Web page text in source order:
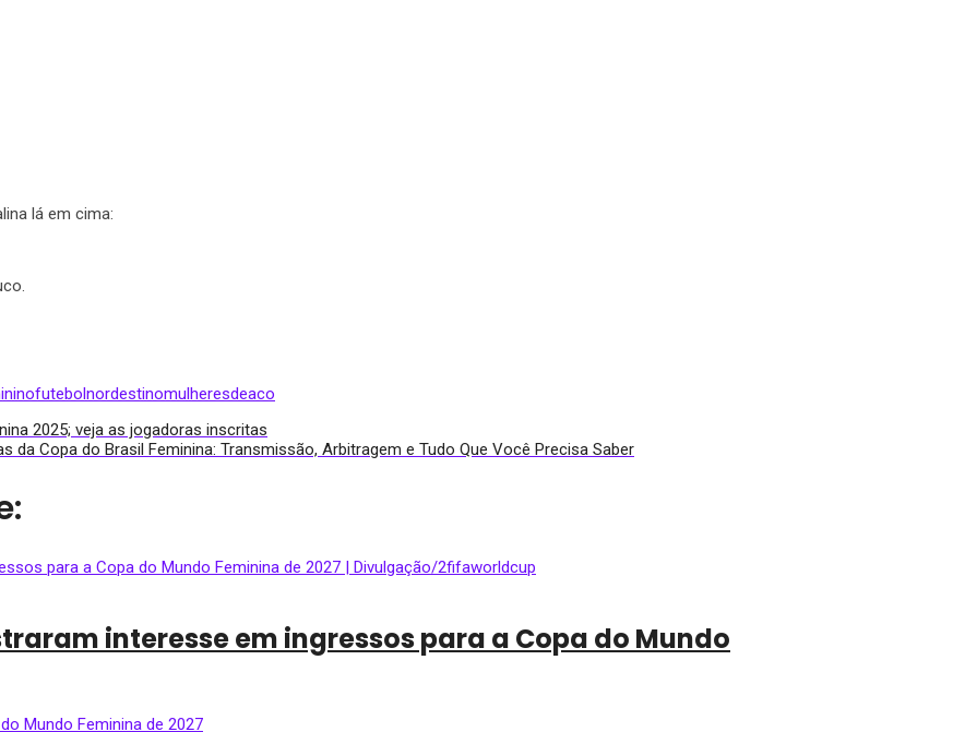
lá em cima:
futebolnordestinomulheresdeaco
2025; veja as jogadoras inscritas
da Copa do Brasil Feminina: Transmissão, Arbitragem e Tudo Que Você Precisa Saber
interesse em ingressos para a Copa do Mundo